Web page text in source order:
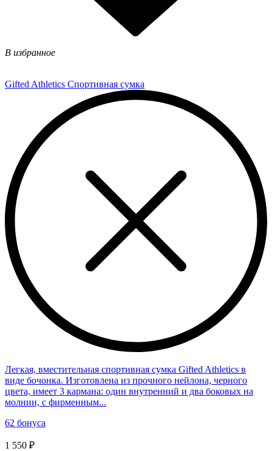
В избранное
Gifted Athletics Спортивная сумка
Легкая, вместительная спортивная сумка Gifted Athletics в
виде бочонка. Изготовлена из прочного нейлона, черного
цвета, имеет 3 кармана: один внутренний и два боковых на
молнии, с фирменным...
62 бонуса
1 550 ₽